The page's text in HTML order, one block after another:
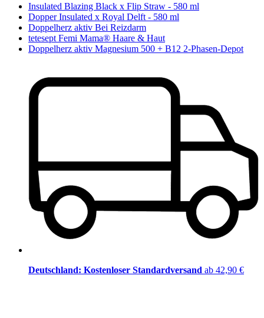
Insulated Blazing Black x Flip Straw - 580 ml
Dopper Insulated x Royal Delft - 580 ml
Doppelherz aktiv Bei Reizdarm
tetesept Femi Mama® Haare & Haut
Doppelherz aktiv Magnesium 500 + B12 2-Phasen-Depot
Deutschland: Kostenloser Standardversand ab 42,90 €